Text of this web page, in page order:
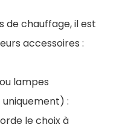
de chauffage, il est
accessoires :
ou lampes
:
le choix à